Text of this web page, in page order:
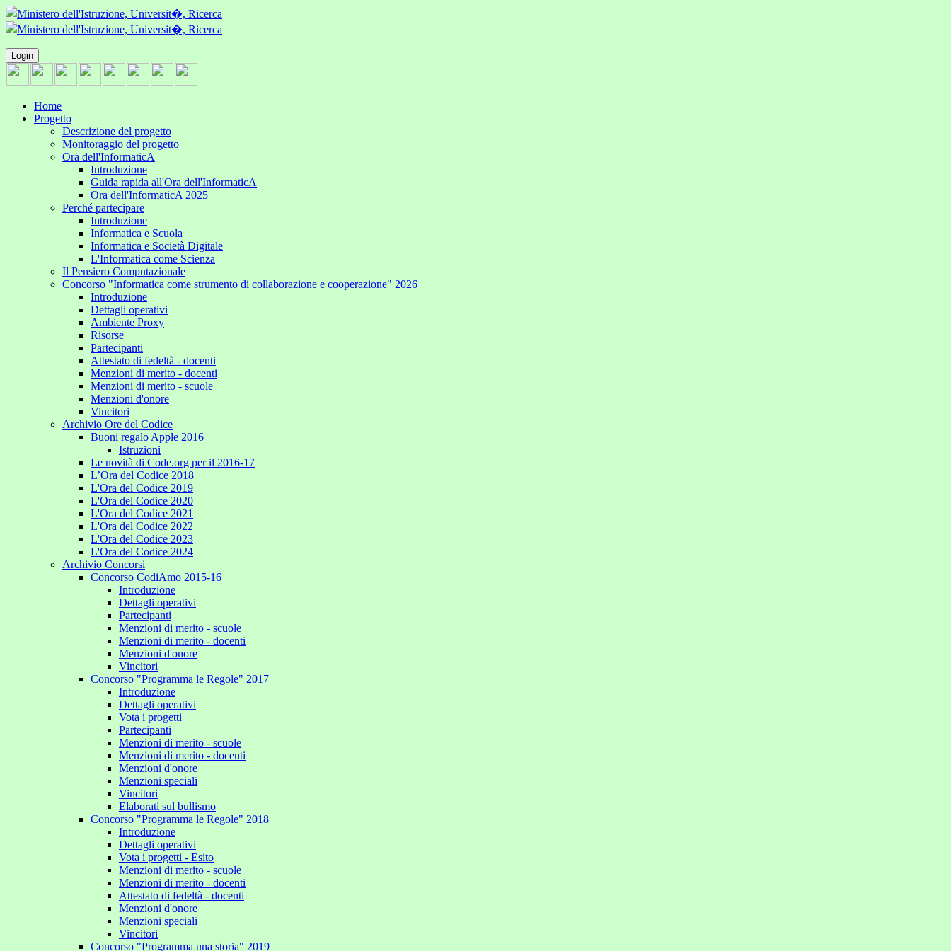
Login
Home
Progetto
Descrizione del progetto
Monitoraggio del progetto
Ora dell'InformaticA
Introduzione
Guida rapida all'Ora dell'InformaticA
Ora dell'InformaticA 2025
Perché partecipare
Introduzione
Informatica e Scuola
Informatica e Società Digitale
L'Informatica come Scienza
Il Pensiero Computazionale
Concorso "Informatica come strumento di collaborazione e cooperazione" 2026
Introduzione
Dettagli operativi
Ambiente Proxy
Risorse
Partecipanti
Attestato di fedeltà - docenti
Menzioni di merito - docenti
Menzioni di merito - scuole
Menzioni d'onore
Vincitori
Archivio Ore del Codice
Buoni regalo Apple 2016
Istruzioni
Le novità di Code.org per il 2016-17
L’Ora del Codice 2018
L'Ora del Codice 2019
L'Ora del Codice 2020
L'Ora del Codice 2021
L'Ora del Codice 2022
L'Ora del Codice 2023
L'Ora del Codice 2024
Archivio Concorsi
Concorso CodiAmo 2015-16
Introduzione
Dettagli operativi
Partecipanti
Menzioni di merito - scuole
Menzioni di merito - docenti
Menzioni d'onore
Vincitori
Concorso "Programma le Regole" 2017
Introduzione
Dettagli operativi
Vota i progetti
Partecipanti
Menzioni di merito - scuole
Menzioni di merito - docenti
Menzioni d'onore
Menzioni speciali
Vincitori
Elaborati sul bullismo
Concorso "Programma le Regole" 2018
Introduzione
Dettagli operativi
Vota i progetti - Esito
Menzioni di merito - scuole
Menzioni di merito - docenti
Attestato di fedeltà - docenti
Menzioni d'onore
Menzioni speciali
Vincitori
Concorso "Programma una storia" 2019